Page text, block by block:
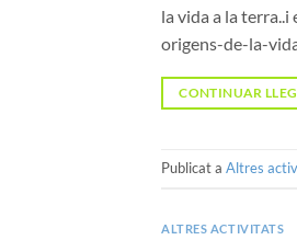
la vida a la
origens-de-la-
CONTINUAR
Publicat a Altres
ALTRES ACTIVITATS